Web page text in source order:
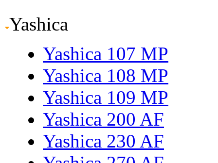
Yashica
Yashica 107 MP
Yashica 108 MP
Yashica 109 MP
Yashica 200 AF
Yashica 230 AF